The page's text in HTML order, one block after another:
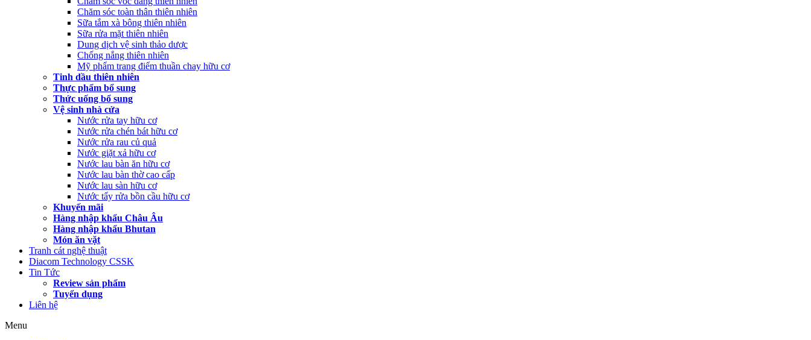
Chăm sóc toàn thân thiên nhiên
Sữa tắm xà bông thiên nhiên
Sữa rửa mặt thiên nhiên
Dung dịch vệ sinh thảo dược
Chống nắng thiên nhiên
Mỹ phẩm trang điểm thuần chay hữu cơ
Tinh dầu thiên nhiên
Thực phẩm bổ sung
Thức uống bổ sung
Vệ sinh nhà cửa
Nước rửa tay hữu cơ
Nước rửa chén bát hữu cơ
Nước rửa rau củ quả
Nước giặt xả hữu cơ
Nước lau bàn ăn hữu cơ
Nước lau bàn thờ cao cấp
Nước lau sàn hữu cơ
Nước tẩy rửa bồn cầu hữu cơ
Khuyến mãi
Hàng nhập khẩu Châu Âu
Hàng nhập khẩu Bhutan
Món ăn vặt
Tranh cát nghệ thuật
Diacom Technology CSSK
Tin Tức
Review sản phẩm
Tuyển dụng
Liên hệ
Menu